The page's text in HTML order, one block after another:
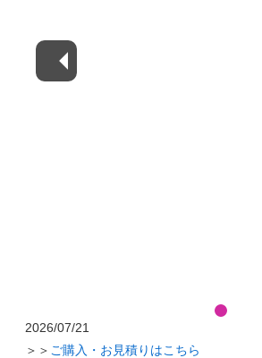
2026/07/21
＞＞ ご購入・お見積りはこちら